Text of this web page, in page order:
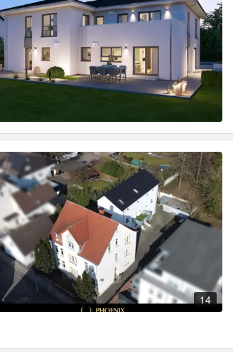
14